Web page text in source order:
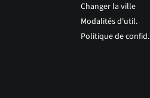
Changer la ville
Modalités d'util.
Politique de confid.